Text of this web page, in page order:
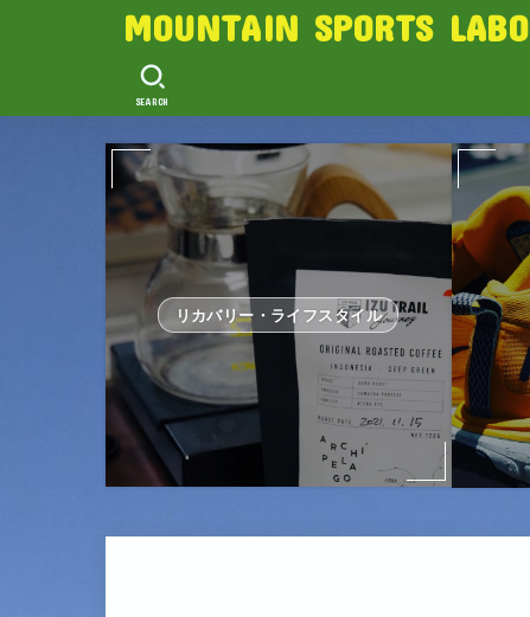
MOUNTAIN SPORTS LABO
SEARCH
リカバリー・ライフスタイル